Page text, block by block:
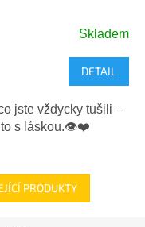
Skladem
DETAIL
jste vždycky tušili –
to s láskou.👁️❤️
PRODUKTY